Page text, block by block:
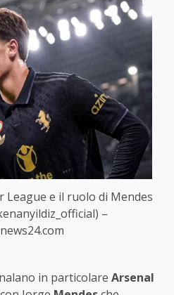
League e il ruolo di Mendes
–
in particolare Arsenal